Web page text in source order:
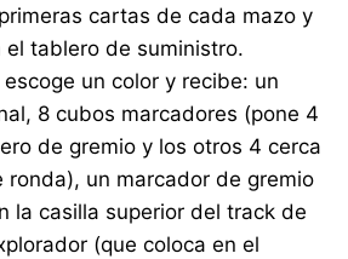
cartas de cada mazo y
el tablero de suministro.
un color y recibe: un
8 cubos marcadores (pone 4
de gremio y los otros 4 cerca
ronda), un marcador de gremio
la casilla superior del track de
(que coloca en el